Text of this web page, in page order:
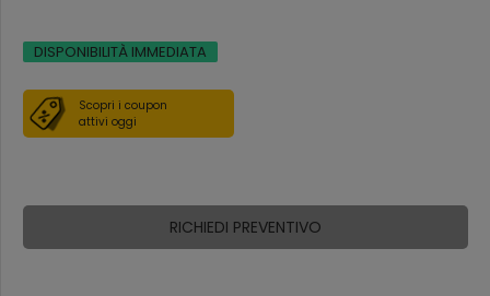
DISPONIBILITÀ IMMEDIATA
Scopri i coupon
attivi oggi
RICHIEDI PREVENTIVO